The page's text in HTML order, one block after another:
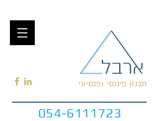
תכנון פיננסי ופנסיוני
054-6111723